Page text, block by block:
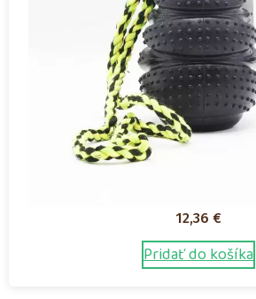
12,36 €
Pridať do košíka